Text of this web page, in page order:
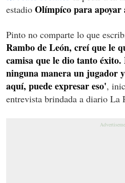
estadio Olímpíco para apoyar
Pinto no comparte lo que
Rambo de León, creí que le
camisa que le dio tanto éxito.
ninguna manera un jugador
aquí, puede expresar eso',
entrevista brindada a diario La